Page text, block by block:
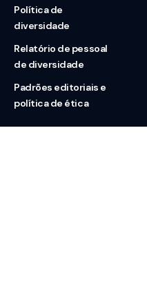
Política de
diversidade
Relatório de pessoal
de diversidade
Padrões editoriais e
política de ética